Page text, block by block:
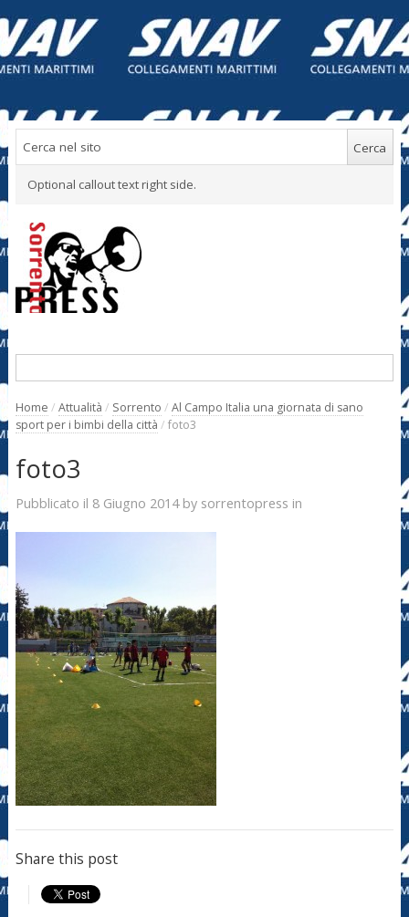
Optional callout text right side.
Home / Attualità / Sorrento / Al Campo Italia una giornata di sano
sport per i bimbi della città / foto3
foto3
Pubblicato il 8 Giugno 2014by sorrentopress in
Share this post